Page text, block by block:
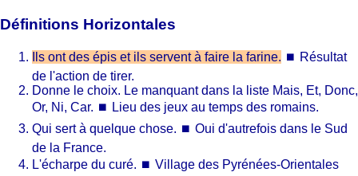
Définitions Horizontales
Ils ont des épis et ils servent à faire la farine. ⏹ Résultat
de l'action de tirer.
Donne le choix. Le manquant dans la liste Mais, Et, Donc,
Or, Ni, Car. ⏹ Lieu des jeux au temps des romains.
Qui sert à quelque chose. ⏹ Oui d'autrefois dans le Sud
de la France.
L'écharpe du curé. ⏹ Village des Pyrénées-Orientales